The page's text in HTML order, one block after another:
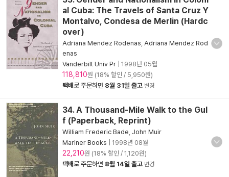
al Cuba: The Travels of Santa Cruz Y
Montalvo, Condesa de Merlin (Hardc
over)
Adriana Mendez Rodenas Adriana Mendez Rod
enas
Vanderbilt Univ Pr
1998년 05월
118,810원 (18% 할인 / 5,950원)
택배로 주문하면 8월 31일 출고 변경
34. A Thousand-Mile Walk to the Gul
f (Paperback, Reprint)
William Frederic Bade John Muir
Mariner Books
1998년 08월
22,210원 (18% 할인 / 1,120원)
택배로 주문하면 8월 14일 출고 변경